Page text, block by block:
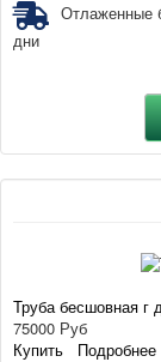
Отлаженные
дни
Труба бесшовная
75000 Руб
Купить
Подробнее